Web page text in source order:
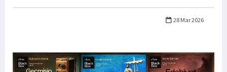
28 Mar 2026